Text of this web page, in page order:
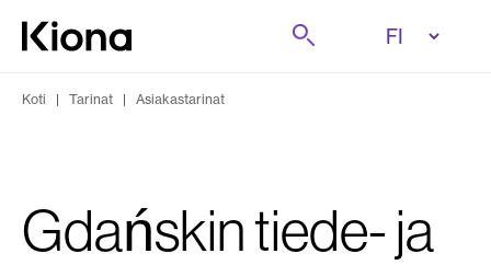
Tutustu tästä
Siirry etusivulle
Etsi
Koti | Tarinat | Asiakastarinat
Gdańskin tiede- ja